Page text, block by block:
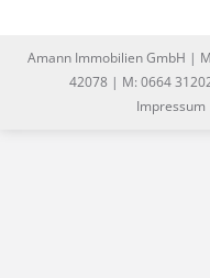
Amann Immobilien GmbH |
42078 | M: 0664
Impressum